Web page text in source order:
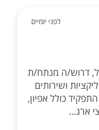
לפני יומיים
דרוש/ה מנתח/ת
ושירותים
כולל אפיון,
ארג...